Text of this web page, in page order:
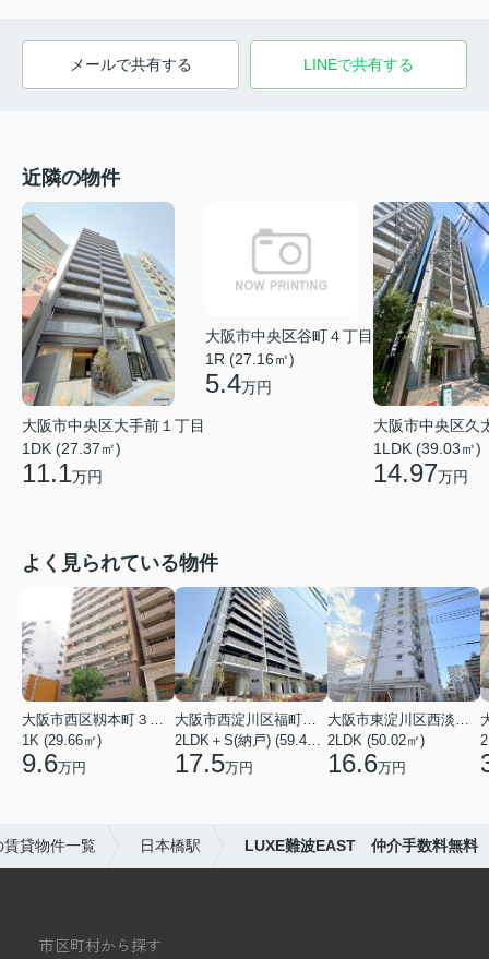
メールで共有する LINEで共有する
近隣の物件
大阪市中央区大手前１丁目
1DK (27.37㎡)
11.1万円
大阪市中央区谷町４丁目
1R (27.16㎡)
5.4万円
大阪市中央区久
1LDK (39.03㎡)
14.97万円
よく見られている物件
1K (29.66㎡)
9.6万円 17.5万円
2LDK (50.02㎡)
16.6万円
貸物件一覧 日本橋駅 LUXE難波EAST 仲介手数料無料
市区町村から探す